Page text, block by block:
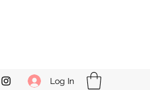
Log In